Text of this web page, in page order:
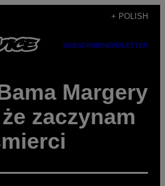
+ POLISH
SUBSCRIBENEWSLETTER
Margery
zaczynam